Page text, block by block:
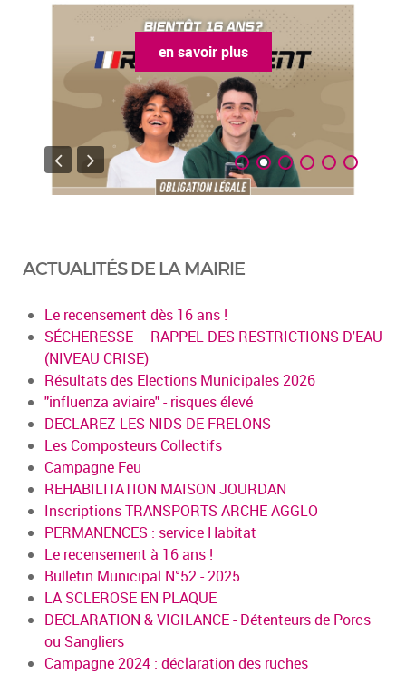
en savoir plus
ACTUALITÉS DE LA MAIRIE
Le recensement dès 16 ans !
SÉCHERESSE – RAPPEL DES RESTRICTIONS D'EAU
(NIVEAU CRISE)
Résultats des Elections Municipales 2026
"influenza aviaire" - risques élevé
DECLAREZ LES NIDS DE FRELONS
Les Composteurs Collectifs
Campagne Feu
REHABILITATION MAISON JOURDAN
Inscriptions TRANSPORTS ARCHE AGGLO
PERMANENCES : service Habitat
Le recensement à 16 ans !
Bulletin Municipal N°52 - 2025
LA SCLEROSE EN PLAQUE
DECLARATION & VIGILANCE - Détenteurs de Porcs
ou Sangliers
Campagne 2024 : déclaration des ruches